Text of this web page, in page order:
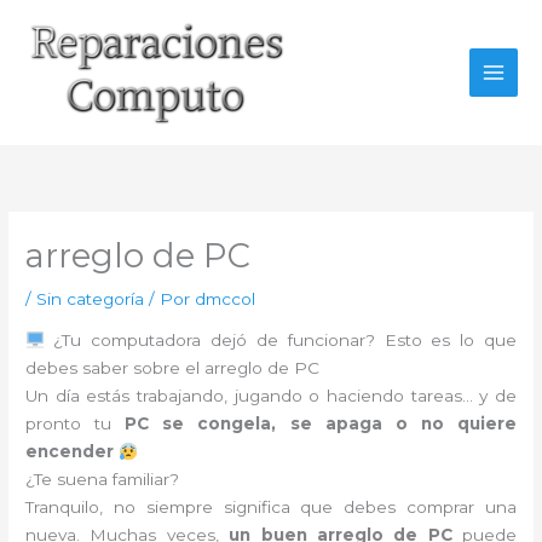
contenido
arreglo de PC
/ Sin categoría / Por dmccol
¿Tu computadora dejó de funcionar? Esto es lo que
debes saber sobre el arreglo de PC
Un día estás trabajando, jugando o haciendo tareas… y de
pronto tu PC se congela, se apaga o no quiere
encender
¿Te suena familiar?
Tranquilo, no siempre significa que debes comprar una
nueva. Muchas veces, un buen arreglo de PCpuede